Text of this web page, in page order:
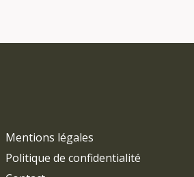
Mentions légales
Politique de confidentialité